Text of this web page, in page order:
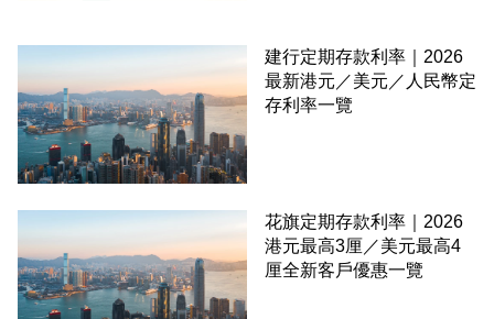
建行定期存款利率｜2026
最新港元／美元／人民幣定
存利率一覽
花旗定期存款利率｜2026
港元最高3厘／美元最高4
厘全新客戶優惠一覽